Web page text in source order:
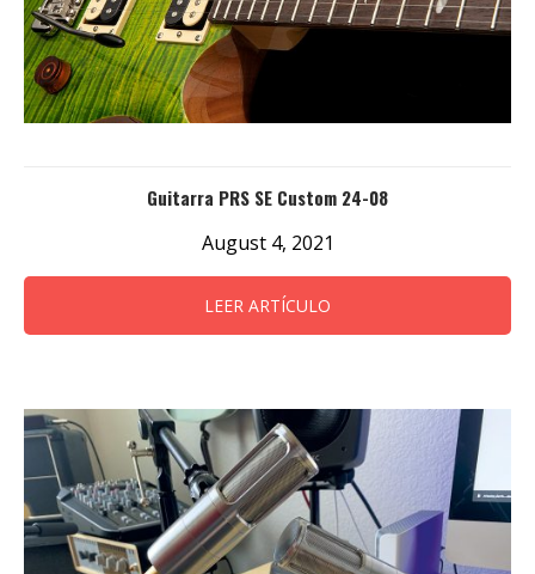
Guitarra PRS SE Custom 24-08
August 4, 2021
LEER ARTÍCULO